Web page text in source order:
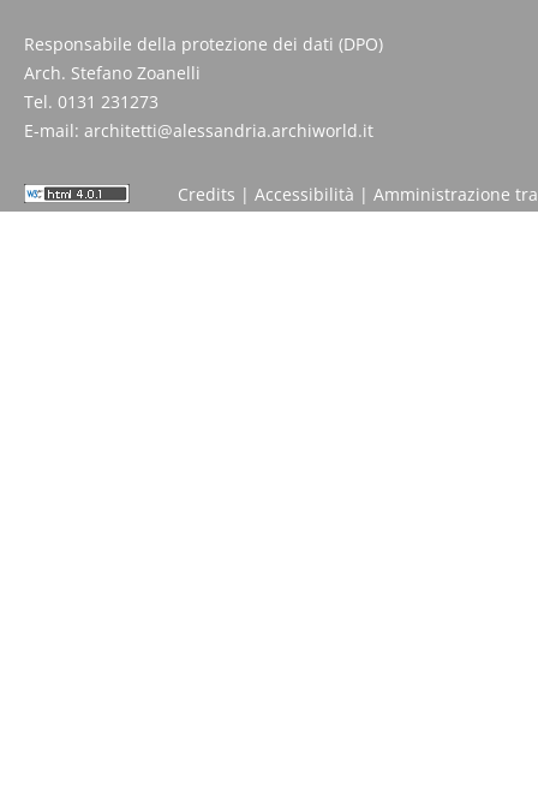
Responsabile della protezione dei dati (DPO)
Arch. Stefano Zoanelli
Tel. 0131 231273
E-mail: architetti@alessandria.archiworld.it
Credits | Accessibilità | Amministrazione